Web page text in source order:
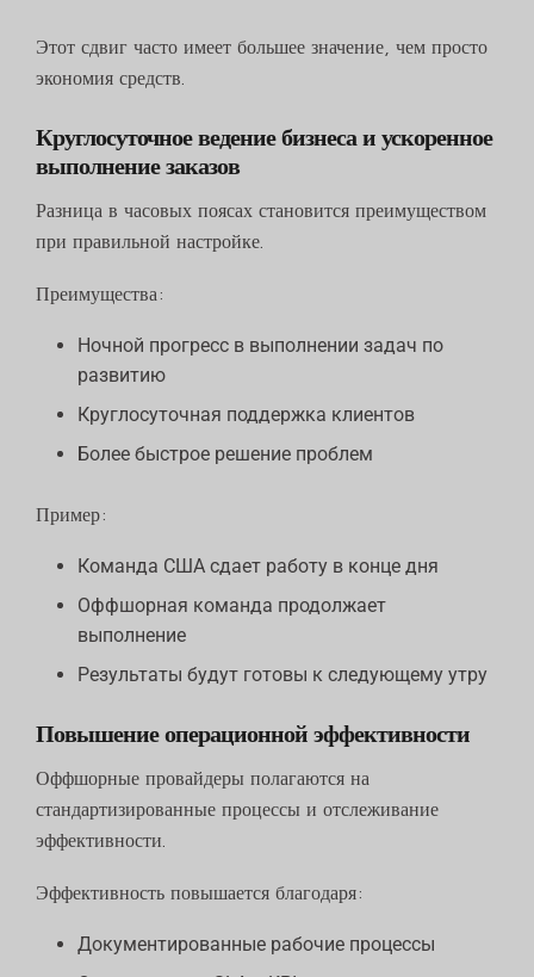
Этот сдвиг часто имеет большее значение, чем просто
экономия средств.
Круглосуточное ведение бизнеса и ускоренное
выполнение заказов
Разница в часовых поясах становится преимуществом
при правильной настройке.
Преимущества:
Ночной прогресс в выполнении задач по
развитию
Круглосуточная поддержка клиентов
Более быстрое решение проблем
Пример:
Команда США сдает работу в конце дня
Оффшорная команда продолжает
выполнение
Результаты будут готовы к следующему утру
Повышение операционной эффективности
Оффшорные провайдеры полагаются на
стандартизированные процессы и отслеживание
эффективности.
Эффективность повышается благодаря:
Документированные рабочие процессы